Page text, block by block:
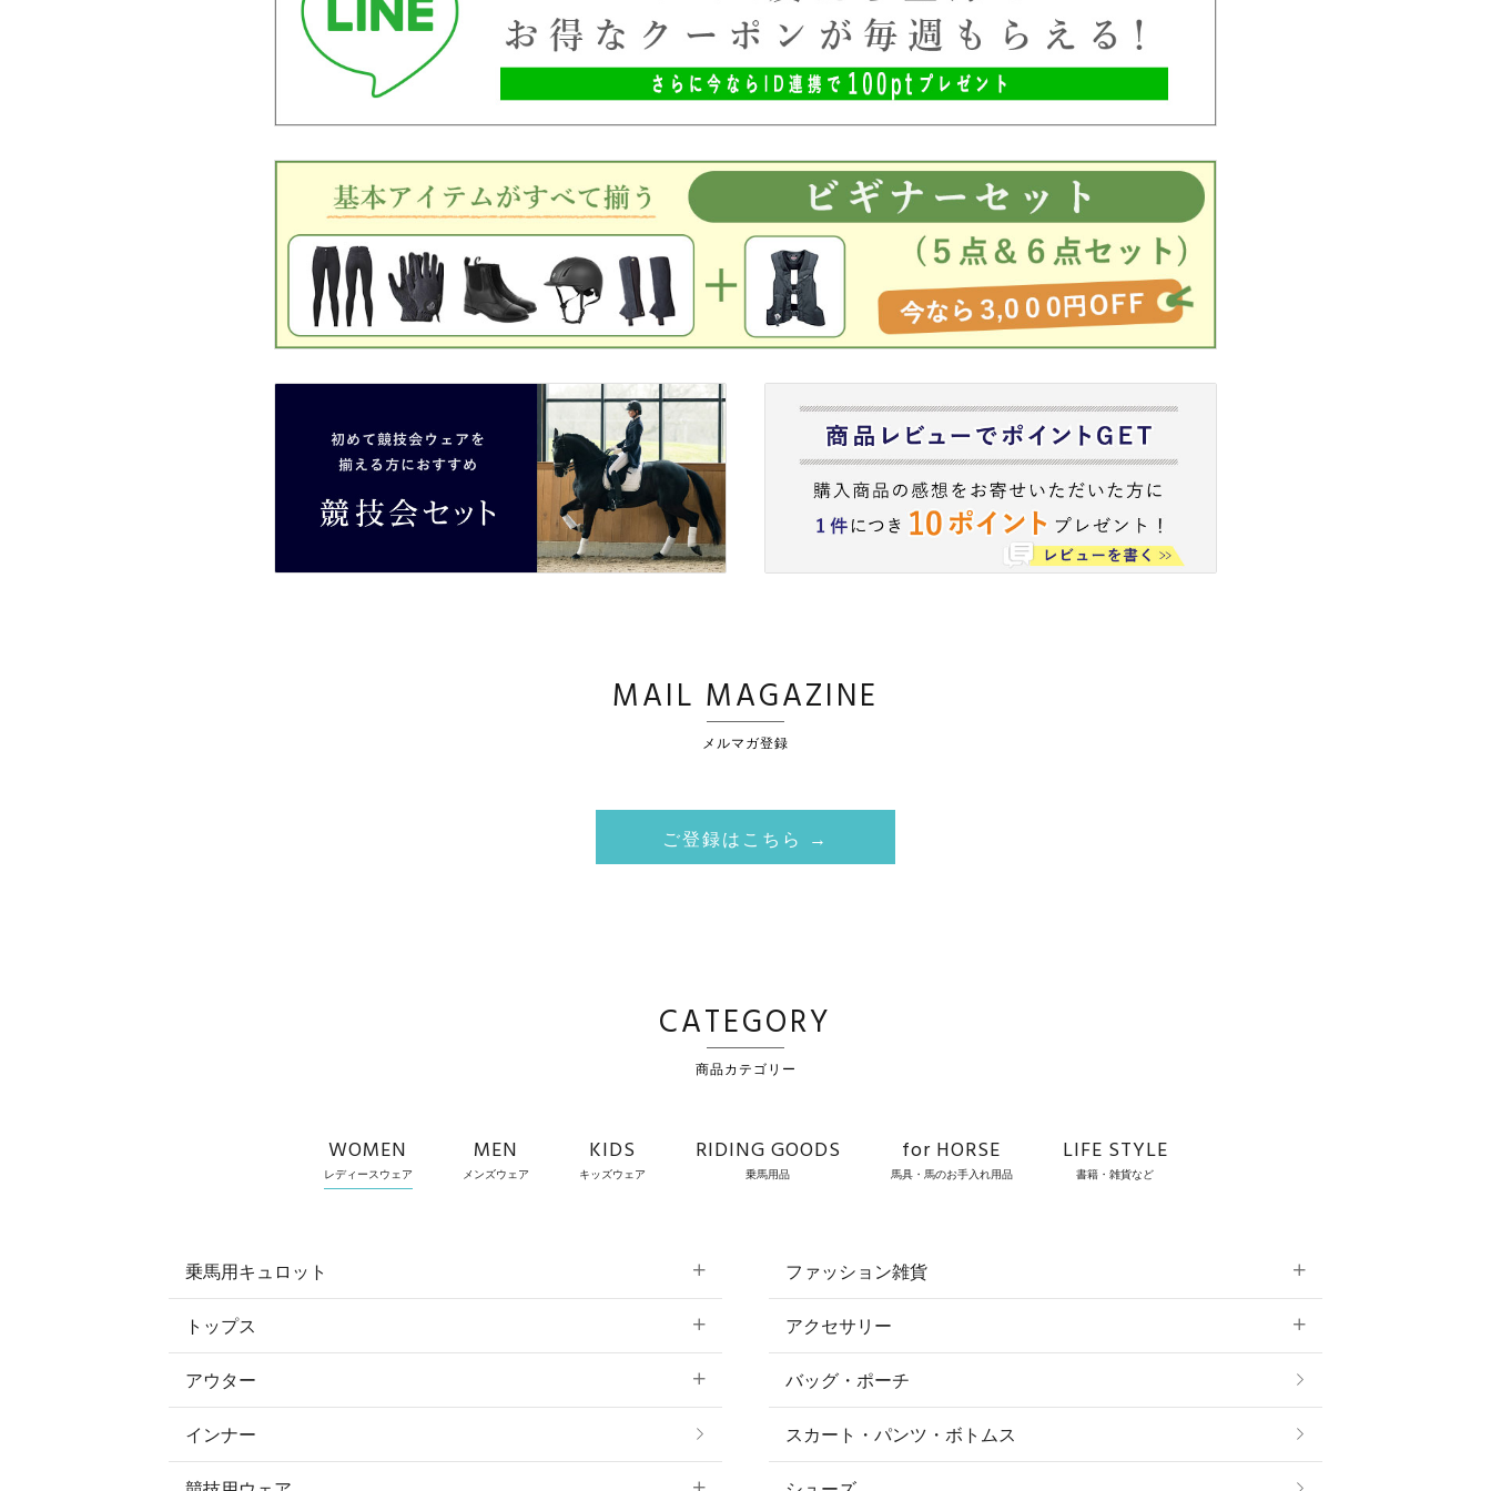
MAIL MAGAZINE
メルマガ登録
ご登録はこちら →
CATEGORY
商品カテゴリー
WOMEN
レディースウェア
MEN
メンズウェア
KIDS
キッズウェア
RIDING GOODS
乗馬用品
for HORSE
馬具・馬のお手入れ用品
LIFE STYLE
書籍・雑貨など
乗馬用キュロット
すべてのキュロット
フルグリップ・尻革 キュロット
ニーグリップ・膝革 キュロット
トップス
すべてのトップス
ポロシャツ
アウター
すべてのアウター
インナー
ファッション雑貨
すべてのファッション雑貨
ソックス
ベルト
アクセサリー
すべてのアクセサリー
リング
バッグ・ポーチ
スカート・パンツ・ボトムス